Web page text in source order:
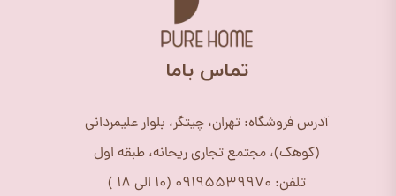
​تماس باما
آدرس فروشگاه: تهران، چیتگر، بلوار علیمردانی
(کوهک)، مجتمع تجاری ریحانه، طبقه اول
تلفن: 09195539970 (10 الی 18 )